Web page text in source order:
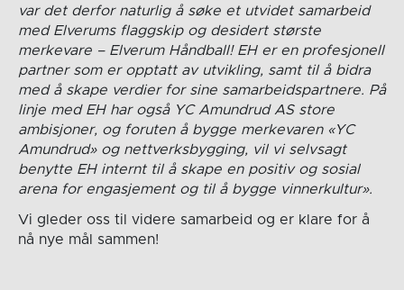
var det derfor naturlig å søke et utvidet samarbeid
med Elverums flaggskip og desidert største
merkevare – Elverum Håndball! EH er en profesjonell
partner som er opptatt av utvikling, samt til å bidra
med å skape verdier for sine samarbeidspartnere. På
linje med EH har også YC Amundrud AS store
ambisjoner, og foruten å bygge merkevaren «YC
Amundrud» og nettverksbygging, vil vi selvsagt
benytte EH internt til å skape en positiv og sosial
arena for engasjement og til å bygge vinnerkultur».
Vi gleder oss til videre samarbeid og er klare for å
nå nye mål sammen!